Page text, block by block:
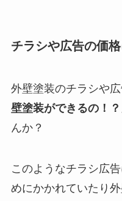
チラシや広告の価
外壁塗装のチラシや
壁塗装ができるの！？
んか？
このようなチラシ広
めにかかれていたり